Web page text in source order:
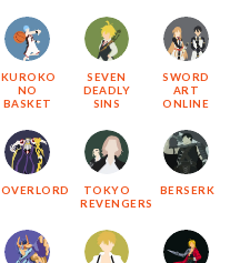
KUROKO
NO
BASKET
SEVEN
DEADLY
SINS
SWORD
ART
ONLINE
OVERLORD
TOKYO
REVENGERS
BERSERK